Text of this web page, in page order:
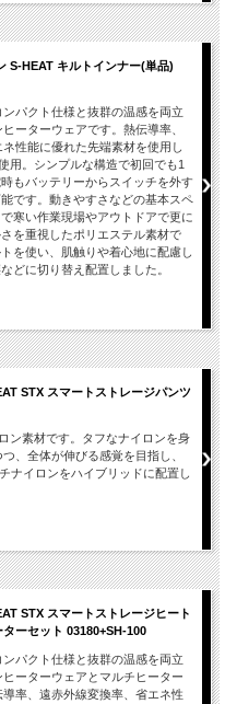
S-HEAT キルトインナー(単品)
パクト仕様と抜群の温感を両立
ーターウェアです。熱伝導率、
性能に優れた先端素材を使用し
用。シンプルな構造で初回でも1
もバッテリーからスイッチを外す
です。動きやすさなどの基本スペ
寒い作業現場やアウトドアで更に
を重視したポリエステル素材で
を使い、肌触りや着心地に配慮し
どに切り替え配置しました。
STX スマートストレージパンツ
ン素材です。タフなナイロンを身
、全体が伸びる感覚を目指し、
ナイロンをハイブリッドに配置し
STX スマートストレージヒート
ーセット 03180+SH-100
パクト仕様と抜群の温感を両立
ーターウェアとマルチヒーター
率、遠赤外線変換率、省エネ性